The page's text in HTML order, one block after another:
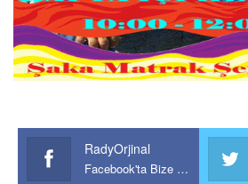
RadyOrjinal
Facebook'ta Bize Katılın